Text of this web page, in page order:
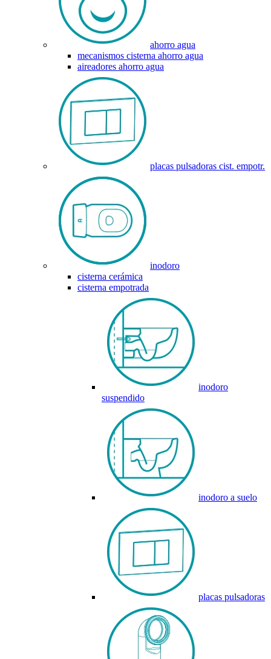
ahorro agua
mecanismos cisterna ahorro agua
aireadores ahorro agua
placas pulsadoras cist. empotr.
inodoro
cisterna cerámica
cisterna empotrada
inodoro
suspendido
inodoro a suelo
placas pulsadoras